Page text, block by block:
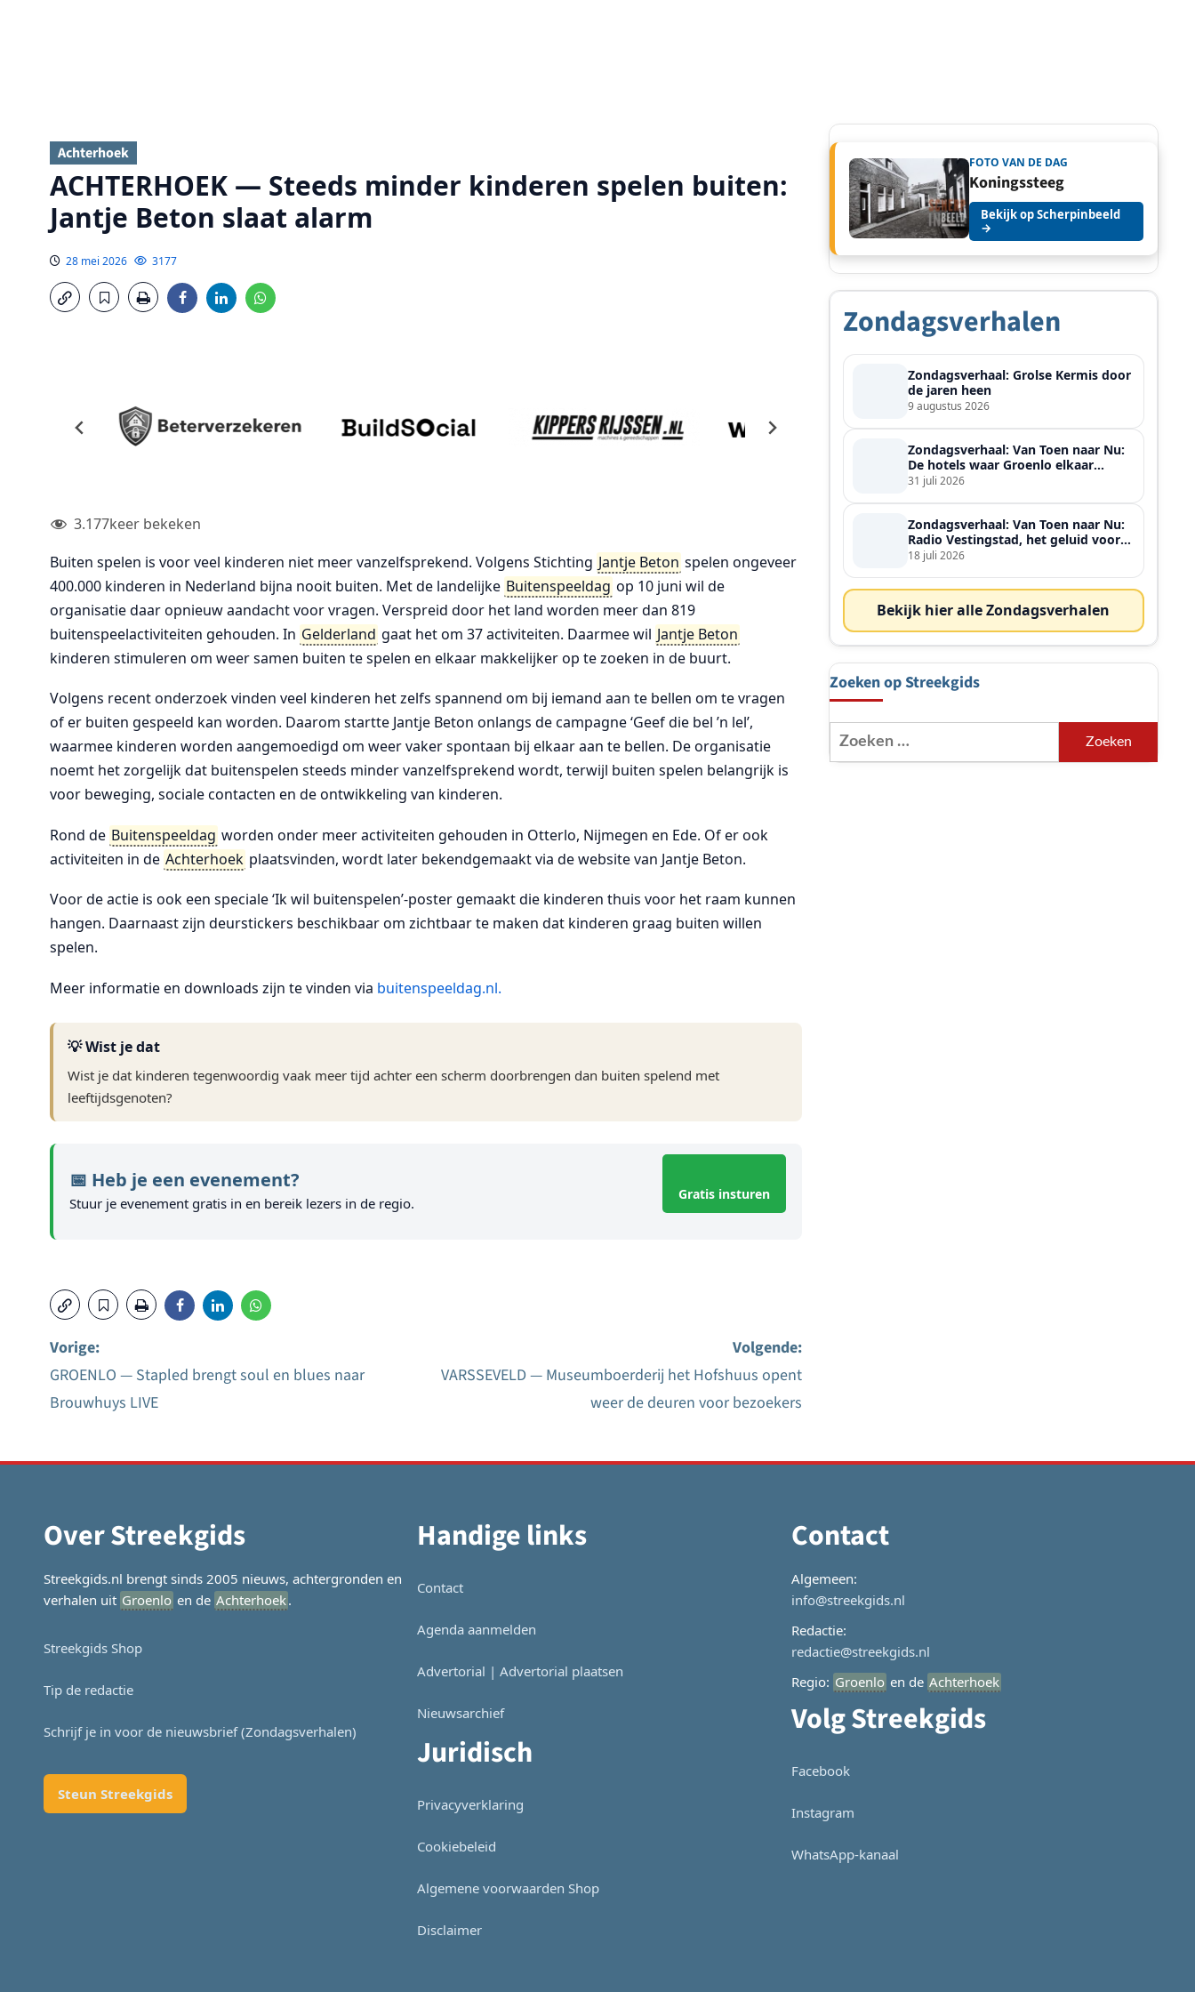
Achterhoek
ACHTERHOEK — Steeds minder kinderen spelen buiten:
Jantje Beton slaat alarm
28 mei 2026 3177
3.177keer bekeken
Buiten spelen is voor veel kinderen niet meer vanzelfsprekend. Volgens Stichting Jantje Beton spelen ongeveer
400.000 kinderen in Nederland bijna nooit buiten. Met de landelijke Buitenspeeldag op 10 juni wil de
organisatie daar opnieuw aandacht voor vragen. Verspreid door het land worden meer dan 819
buitenspeelactiviteiten gehouden. In Gelderland gaat het om 37 activiteiten. Daarmee wil Jantje Beton
kinderen stimuleren om weer samen buiten te spelen en elkaar makkelijker op te zoeken in de buurt.
Volgens recent onderzoek vinden veel kinderen het zelfs spannend om bij iemand aan te bellen om te vragen
of er buiten gespeeld kan worden. Daarom startte Jantje Beton onlangs de campagne ‘Geef die bel ’n lel’,
waarmee kinderen worden aangemoedigd om weer vaker spontaan bij elkaar aan te bellen. De organisatie
noemt het zorgelijk dat buitenspelen steeds minder vanzelfsprekend wordt, terwijl buiten spelen belangrijk is
voor beweging, sociale contacten en de ontwikkeling van kinderen.
Rond de Buitenspeeldag worden onder meer activiteiten gehouden in Otterlo, Nijmegen en Ede. Of er ook
activiteiten in de Achterhoek plaatsvinden, wordt later bekendgemaakt via de website van Jantje Beton.
Voor de actie is ook een speciale ‘Ik wil buitenspelen’-poster gemaakt die kinderen thuis voor het raam kunnen
hangen. Daarnaast zijn deurstickers beschikbaar om zichtbaar te maken dat kinderen graag buiten willen
spelen.
Meer informatie en downloads zijn te vinden via buitenspeeldag.nl.
💡 Wist je dat
Wist je dat kinderen tegenwoordig vaak meer tijd achter een scherm doorbrengen dan buiten spelend met
leeftijdsgenoten?
📅 Heb je een evenement?
Stuur je evenement gratis in en bereik lezers in de regio.
Gratis insturen
Bericht
Vorige:
GROENLO — Stapled brengt soul en blues naar
Brouwhuys LIVE
Volgende:
VARSSEVELD — Museumboerderij het Hofshuus opent
weer de deuren voor bezoekers
FOTO VAN DE DAG
Koningssteeg
Bekijk op Scherpinbeeld
→
Zondagsverhalen
Zondagsverhaal: Grolse Kermis door
de jaren heen
9 augustus 2026
Zondagsverhaal: Van Toen naar Nu:
De hotels waar Groenlo elkaar
ontmoette
31 juli 2026
Zondagsverhaal: Van Toen naar Nu:
Radio Vestingstad, het geluid voor
heel de streek
18 juli 2026
Bekijk hier alle Zondagsverhalen
Zoeken op Streekgids
Zoeken
naar:
Over Streekgids
Streekgids.nl brengt sinds 2005 nieuws, achtergronden en
verhalen uit Groenlo en de Achterhoek.
Streekgids Shop
Tip de redactie
Schrijf je in voor de nieuwsbrief (Zondagsverhalen)
Steun Streekgids
Handige links
Contact
Agenda aanmelden
Advertorial | Advertorial plaatsen
Nieuwsarchief
Juridisch
Privacyverklaring
Cookiebeleid
Algemene voorwaarden Shop
Disclaimer
Contact
Algemeen:
info@streekgids.nl
Redactie:
redactie@streekgids.nl
Regio: Groenlo en de Achterhoek
Volg Streekgids
Facebook
Instagram
WhatsApp-kanaal